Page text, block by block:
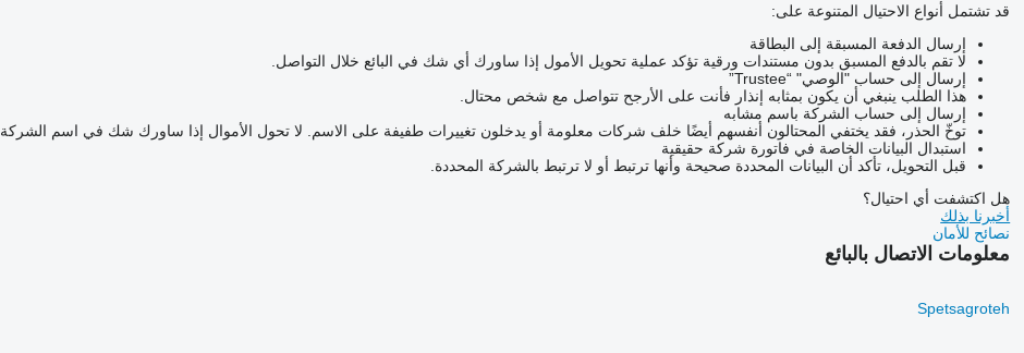
قد تشتمل أنواع الاحتيال المتنوعة على:
إرسال الدفعة المسبقة إلى البطاقة
لا تقم بالدفع المسبق بدون مستندات ورقية تؤكد عملية تحويل الأمول إذا ساورك أي شك في البائع خلال التواصل.
إرسال إلى حساب "الوصي" “Trustee”
هذا الطلب ينبغي أن يكون بمثابه إنذار فأنت على الأرجح تتواصل مع شخص محتال.
إرسال إلى حساب الشركة باسم مشابه
توخّ الحذر، فقد يختفي المحتالون أنفسهم أيضًا خلف شركات معلومة أو يدخلون تغييرات طفيفة على الاسم. لا تحول الأموال إذا ساورك شك في اسم الشركة.
استبدال البيانات الخاصة في فاتورة شركة حقيقية
قبل التحويل، تأكد أن البيانات المحددة صحيحة وأنها ترتبط أو لا ترتبط بالشركة المحددة.
هل اكتشفت أي احتيال؟
أخبرنا بذلك
نصائح للأمان
معلومات الاتصال بالبائع
Spetsagroteh